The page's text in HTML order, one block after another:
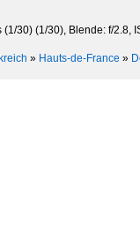
30) (1/30), Blende: f/2.8,
» Hauts-de-France »